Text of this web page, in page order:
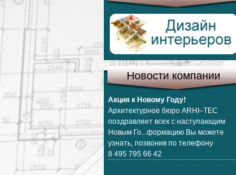
Новости компании
Акция к Новому Году!
Архитектурное бюро ARHI–TEC
поздравляет всех с наступающим
Новым Го...формацию Вы можете
узнать, позвонив по телефону
8 495 795 66 42